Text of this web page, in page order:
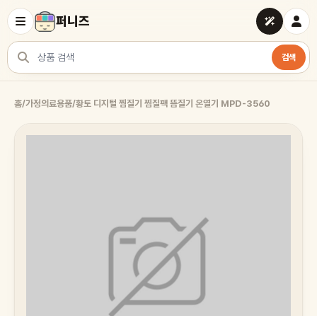
퍼니즈
상품 검색
검색
홈/가정의료용품/황토 디지털 찜질기 찜질팩 뜸질기 온열기 MPD-3560